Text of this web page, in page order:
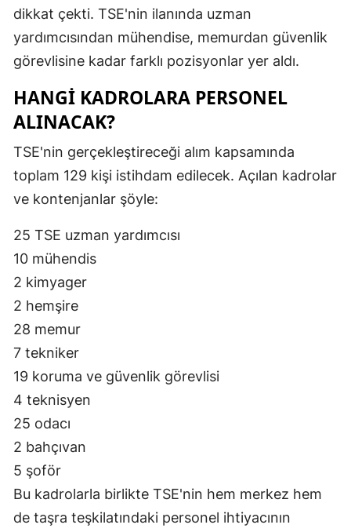
dikkat çekti. TSE'nin ilanında uzman
yardımcısından mühendise, memurdan güvenlik
görevlisine kadar farklı pozisyonlar yer aldı.
HANGİ KADROLARA PERSONEL
ALINACAK?
TSE'nin gerçekleştireceği alım kapsamında
toplam 129 kişi istihdam edilecek. Açılan kadrolar
ve kontenjanlar şöyle:
25 TSE uzman yardımcısı
10 mühendis
2 kimyager
2 hemşire
28 memur
7 tekniker
19 koruma ve güvenlik görevlisi
4 teknisyen
25 odacı
2 bahçıvan
5 şoför
Bu kadrolarla birlikte TSE'nin hem merkez hem
de taşra teşkilatındaki personel ihtiyacının